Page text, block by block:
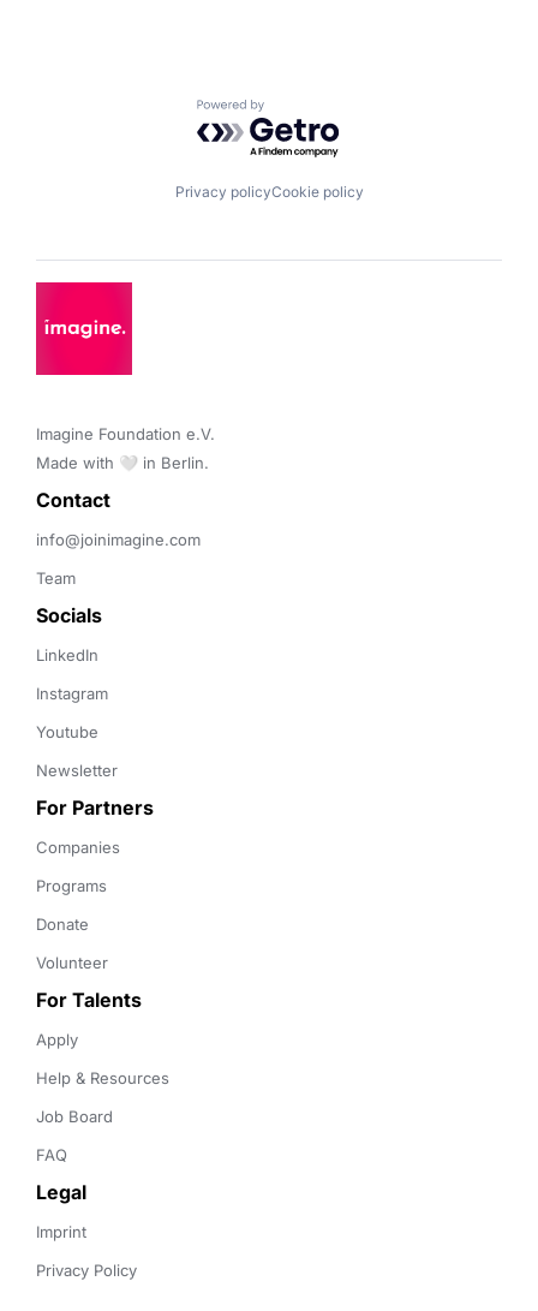
Powered by Getro.com
Privacy policyCookie policy
Imagine Foundation e.V.
Made with 🤍 in Berlin.
Contact
info@joinimagine.com
Team
Socials
LinkedIn
Instagram
Youtube
Newsletter
For Partners
Companies
Programs
Donate
Volunteer
For Talents
Apply
Help & Resources
Job Board
FAQ
Legal
Imprint
Privacy Policy